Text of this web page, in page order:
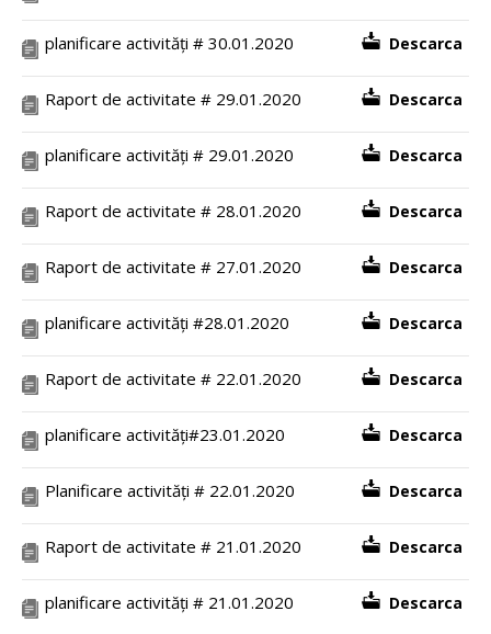
planificare activități # 30.01.2020 Descarca
Raport de activitate # 29.01.2020 Descarca
planificare activități # 29.01.2020 Descarca
Raport de activitate # 28.01.2020 Descarca
Raport de activitate # 27.01.2020 Descarca
planificare activități #28.01.2020 Descarca
Raport de activitate # 22.01.2020 Descarca
planificare activități#23.01.2020 Descarca
Planificare activități # 22.01.2020 Descarca
Raport de activitate # 21.01.2020 Descarca
planificare activități # 21.01.2020 Descarca